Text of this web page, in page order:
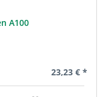
A100
Regulärer
23,23 € *